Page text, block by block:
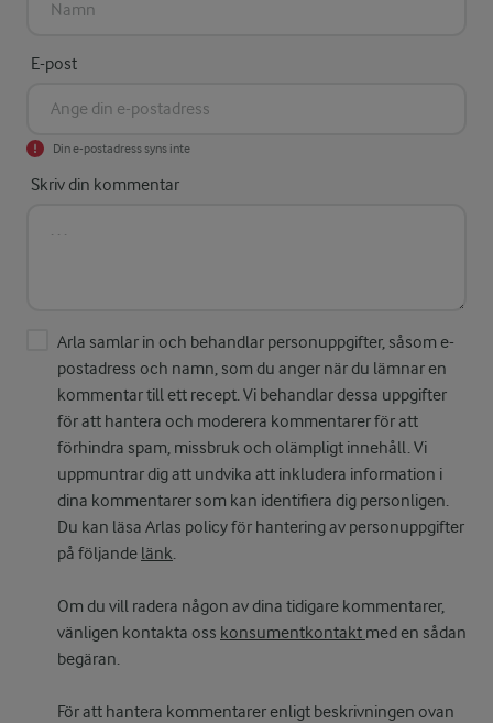
E-post
Din e-postadress syns inte
Skriv din kommentar
Arla samlar in och behandlar personuppgifter, såsom e-
postadress och namn, som du anger när du lämnar en
kommentar till ett recept. Vi behandlar dessa uppgifter
för att hantera och moderera kommentarer för att
förhindra spam, missbruk och olämpligt innehåll. Vi
uppmuntrar dig att undvika att inkludera information i
dina kommentarer som kan identifiera dig personligen.
Du kan läsa Arlas policy för hantering av personuppgifter
på följande länk.
Om du vill radera någon av dina tidigare kommentarer,
vänligen kontakta oss konsumentkontakt med en sådan
begäran.
För att hantera kommentarer enligt beskrivningen ovan